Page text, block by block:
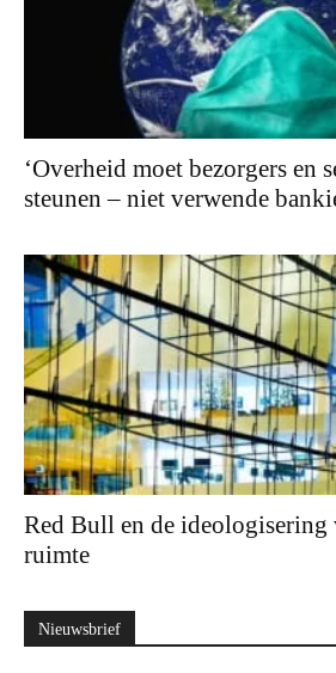
‘Overheid moet bezorgers en
steunen – niet verwende
Red Bull en de ideologisering
ruimte
Nieuwsbrief